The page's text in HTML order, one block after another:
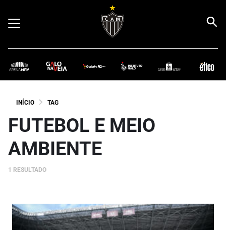
INÍCIO TAG
FUTEBOL E MEIO
AMBIENTE
1 RESULTADO